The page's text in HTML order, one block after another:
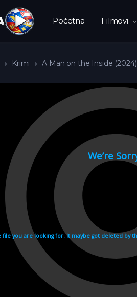
Početna Filmovi
Krimi A Man on the Inside (2024)